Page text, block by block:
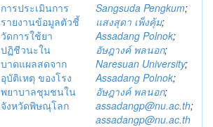
การประเมินการ
รายงานข้อมูลตัวชี้
วัดการใช้ยา
ปฏิชีวนะใน
บาดแผลสดจาก
อุบัติเหตุ ของโรง
พยาบาลชุมชนใน
จังหวัดพิษณุโลก
Sangsuda Pengkum;
แสงสุดา เพ็งคุ้ม;
Assadang Polnok;
อัษฎางค์ พลนอก;
Naresuan University;
Assadang Polnok;
อัษฎางค์ พลนอก;
assadangp@nu.ac.th;
assadangp@nu.ac.th